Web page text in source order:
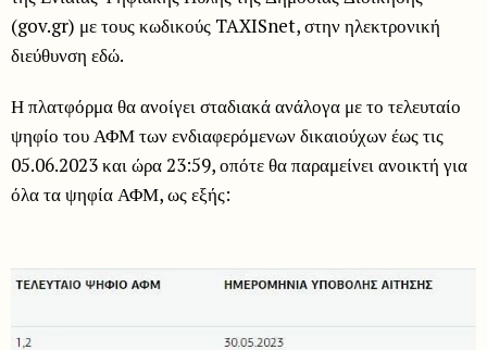
(gov.gr) με τους κωδικούς TAXISnet, στην ηλεκτρονική
διεύθυνση εδώ.
Η πλατφόρμα θα ανοίγει σταδιακά ανάλογα με το τελευταίο
ψηφίο του ΑΦΜ των ενδιαφερόμενων δικαιούχων έως τις
05.06.2023 και ώρα 23:59, οπότε θα παραμείνει ανοικτή για
όλα τα ψηφία ΑΦΜ, ως εξής: